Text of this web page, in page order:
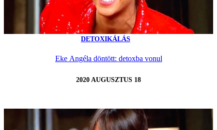
DETOXIKÁLÁS
Eke Angéla döntött: detoxba vonul
2020 AUGUSZTUS 18